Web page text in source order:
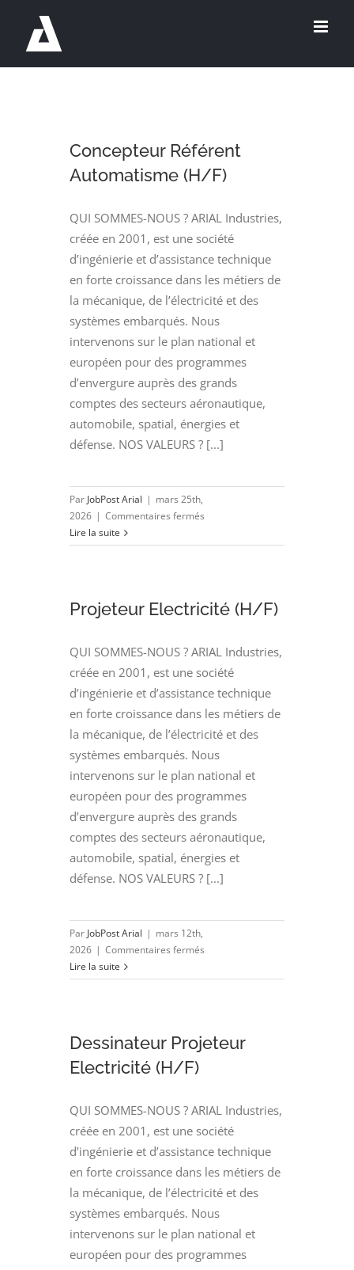
contenu
Concepteur Référent
Automatisme (H/F)
QUI SOMMES-NOUS ? ARIAL Industries,
créée en 2001, est une société
d’ingénierie et d’assistance technique
en forte croissance dans les métiers de
la mécanique, de l’électricité et des
systèmes embarqués. Nous
intervenons sur le plan national et
européen pour des programmes
d’envergure auprès des grands
comptes des secteurs aéronautique,
automobile, spatial, énergies et
défense. NOS VALEURS ? [...]
Par JobPost Arial | mars 25th,
2026 | Commentaires fermés
Référent
Lire la suite
Projeteur Electricité (H/F)
QUI SOMMES-NOUS ? ARIAL Industries,
créée en 2001, est une société
d’ingénierie et d’assistance technique
en forte croissance dans les métiers de
la mécanique, de l’électricité et des
systèmes embarqués. Nous
intervenons sur le plan national et
européen pour des programmes
d’envergure auprès des grands
comptes des secteurs aéronautique,
automobile, spatial, énergies et
défense. NOS VALEURS ? [...]
Par JobPost Arial | mars 12th,
2026 | Commentaires fermés
Electricité
Lire la suite
Dessinateur Projeteur
Electricité (H/F)
QUI SOMMES-NOUS ? ARIAL Industries,
créée en 2001, est une société
d’ingénierie et d’assistance technique
en forte croissance dans les métiers de
la mécanique, de l’électricité et des
systèmes embarqués. Nous
intervenons sur le plan national et
européen pour des programmes